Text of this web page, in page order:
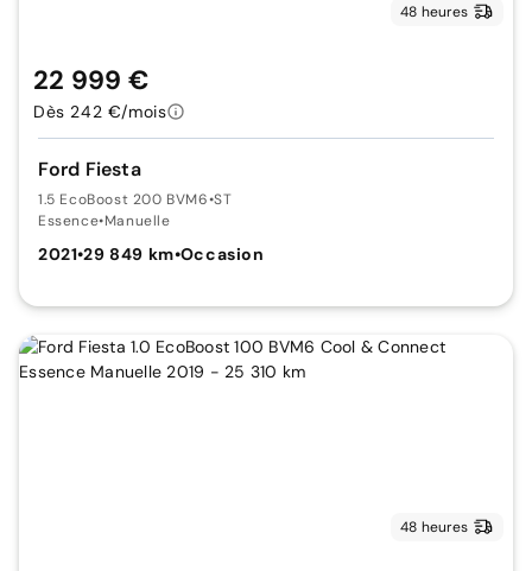
48 heures
Ford Fiesta
1.5 EcoBoost 200 BVM6•ST
Essence•Manuelle
2021•29 849 km•Occasion
22 999 €
Dès 242 €/mois
48 heures